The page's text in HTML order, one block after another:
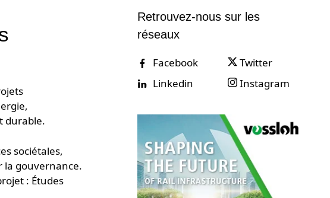
durable.
sociétales,
la gouvernance.
: Études
Retrouvez-nous sur les
réseaux
Facebook
Twitter
Linkedin
Instagram